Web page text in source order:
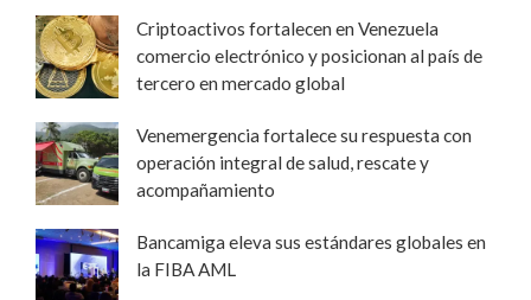
Criptoactivos fortalecen en Venezuela
comercio electrónico y posicionan al país de
tercero en mercado global
Venemergencia fortalece su respuesta con
operación integral de salud, rescate y
acompañamiento
Bancamiga eleva sus estándares globales en
la FIBA AML